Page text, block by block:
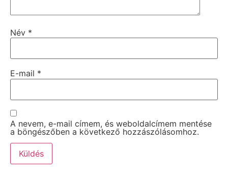
Név *
E-mail *
A nevem, e-mail címem, és weboldalcímem mentése
a böngészőben a következő hozzászólásomhoz.